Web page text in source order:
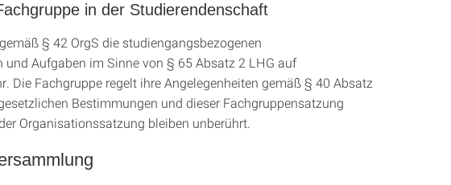
in der Studierendenschaft
§ 42 OrgS die studiengangsbezogenen
und Aufgaben im Sinne von § 65 Absatz 2 LHG auf
Die Fachgruppe regelt ihre Angelegenheiten gemäß § 40 Absatz
Bestimmungen und dieser Fachgruppensatzung
Organisationssatzung bleiben unberührt.